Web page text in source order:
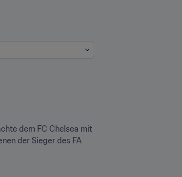
dem FC Chelsea mit
der Sieger des FA